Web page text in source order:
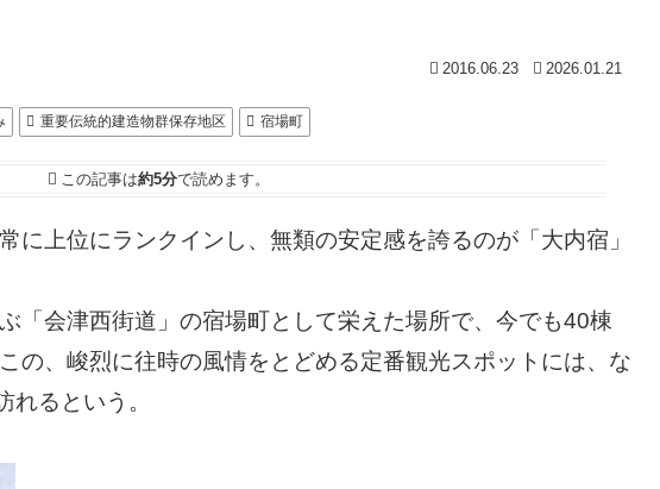
2016.06.23 2026.01.21
重要伝統的建造物群保存地区 宿場町
この記事は約5分で読めます。
に上位にランクインし、無類の安定感を誇るのが「大内宿」
「会津西街道」の宿場町として栄えた場所で、今でも40棟
の、峻烈に往時の風情をとどめる定番観光スポットには、な
るという。